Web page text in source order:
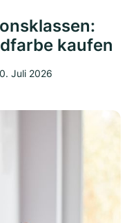
kaufen
Juli 2026